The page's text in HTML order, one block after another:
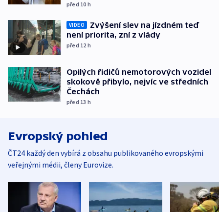
před 10 h
VIDEO
Zvýšení slev na jízdném teď
není priorita, zní z vlády
před 12 h
Opilých řidičů nemotorových vozidel
skokově přibylo, nejvíc ve středních
Čechách
před 13 h
Evropský pohled
ČT24 každý den vybírá z obsahu publikovaného evropskými
veřejnými médii, členy Eurovize.